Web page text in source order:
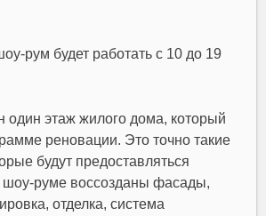
рум будет работать с 10 до 19
один этаж жилого дома, который
реновации. Это точно такие
будут предоставляться
руме воссозданы фасады,
отделка, система